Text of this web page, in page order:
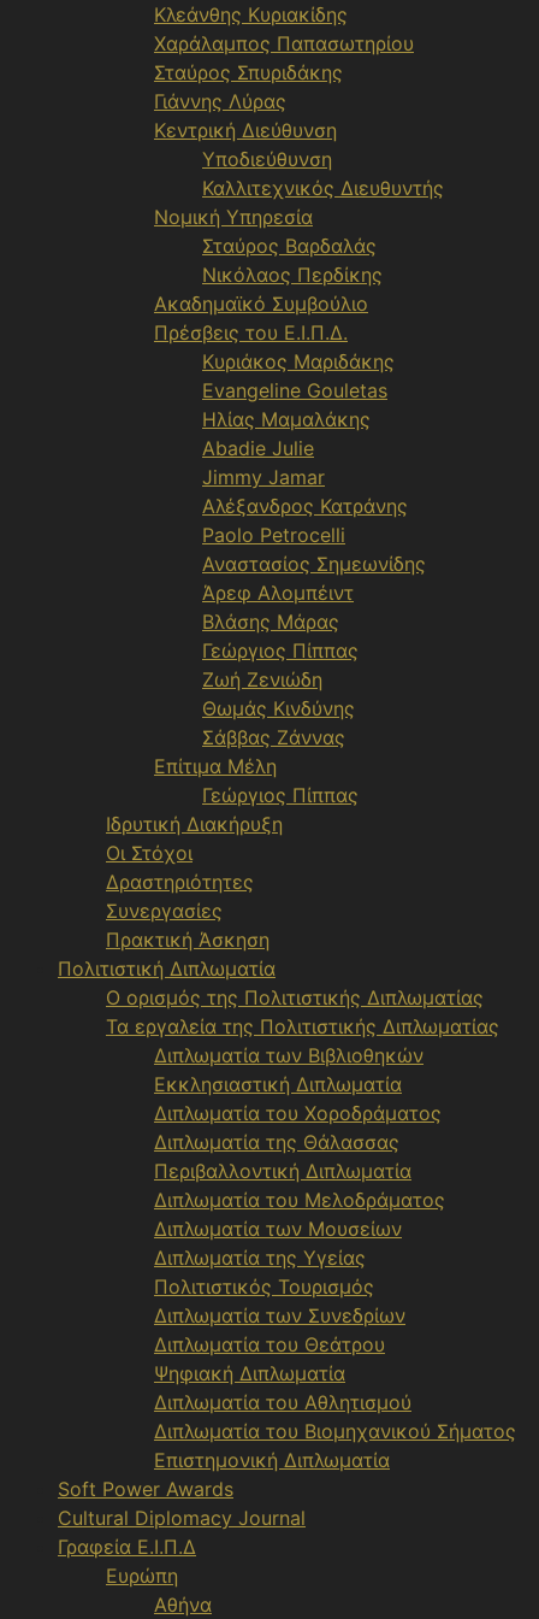
Κλεάνθης Κυριακίδης
Χαράλαμπος Παπασωτηρίου
Σταύρος Σπυριδάκης
Γιάννης Λύρας
Κεντρική Διεύθυνση
Υποδιεύθυνση
Καλλιτεχνικός Διευθυντής
Νομική Υπηρεσία
Σταύρος Βαρδαλάς
Νικόλαος Περδίκης
Ακαδημαϊκό Συμβούλιο
Πρέσβεις του Ε.Ι.Π.Δ.
Κυριάκος Μαριδάκης
Evangeline Gouletas
Ηλίας Μαμαλάκης
Abadie Julie
Jimmy Jamar
Αλέξανδρος Κατράνης
Paolo Petrocelli
Αναστασίος Σημεωνίδης
Άρεφ Αλομπέιντ
Βλάσης Μάρας
Γεώργιος Πίππας
Ζωή Ζενιώδη
Θωμάς Κινδύνης
Σάββας Ζάννας
Επίτιμα Μέλη
Γεώργιος Πίππας
Ιδρυτική Διακήρυξη
Οι Στόχοι
Δραστηριότητες
Συνεργασίες
Πρακτική Άσκηση
Πολιτιστική Διπλωματία
Ο ορισμός της Πολιτιστικής Διπλωματίας
Τα εργαλεία της Πολιτιστικής Διπλωματίας
Διπλωματία των Βιβλιοθηκών
Εκκλησιαστική Διπλωματία
Διπλωματία του Χοροδράματος
Διπλωματία της Θάλασσας
Περιβαλλοντική Διπλωματία
Διπλωματία του Μελοδράματος
Διπλωματία των Μουσείων
Διπλωματία της Υγείας
Πολιτιστικός Τουρισμός
Διπλωματία των Συνεδρίων
Διπλωματία του Θεάτρου
Ψηφιακή Διπλωματία
Διπλωματία του Αθλητισμού
Διπλωματία του Βιομηχανικού Σήματος
Επιστημονική Διπλωματία
Soft Power Awards
Cultural Diplomacy Journal
Γραφεία Ε.Ι.Π.Δ
Ευρώπη
Αθήνα